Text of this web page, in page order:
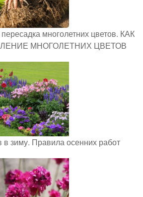
многолетних цветов. КАК
МНОГОЛЕТНИХ ЦВЕТОВ
в зиму. Правила осенних работ